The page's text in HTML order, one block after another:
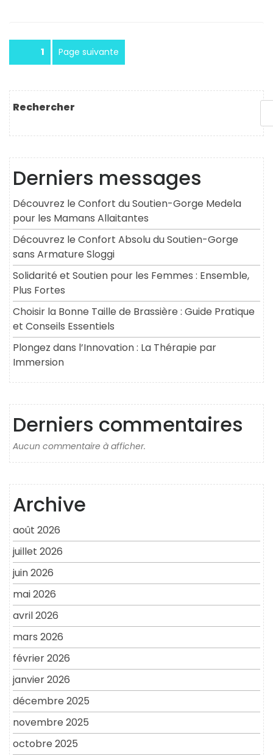
Pagination
des
publications
Page1 Page suivante
Rechercher
Derniers messages
Découvrez le Confort du Soutien-Gorge Medela
pour les Mamans Allaitantes
Découvrez le Confort Absolu du Soutien-Gorge
sans Armature Sloggi
Solidarité et Soutien pour les Femmes : Ensemble,
Plus Fortes
Choisir la Bonne Taille de Brassière : Guide Pratique
et Conseils Essentiels
Plongez dans l’Innovation : La Thérapie par
Immersion
Derniers commentaires
Aucun commentaire à afficher.
Archive
août 2026
juillet 2026
juin 2026
mai 2026
avril 2026
mars 2026
février 2026
janvier 2026
décembre 2025
novembre 2025
octobre 2025